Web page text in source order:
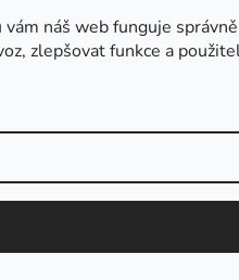
náš web funguje
zlepšovat funkce a